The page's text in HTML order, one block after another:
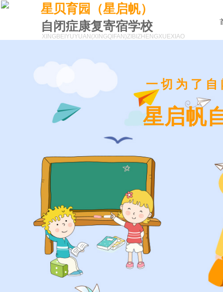
星贝育园（星启帆）
自闭症康复寄宿学校
XINGBEIYUYUAN(XINGQIFAN)ZIBIZHENGXUEXIAO
一切为了
星启帆